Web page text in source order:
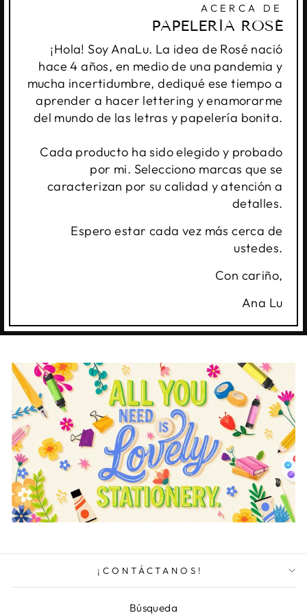
ACERCA DE
PAPELERÍA ROSÉ
¡Hola! Soy AnaLu. La idea de Rosé nació
hace 4 años, en medio de una pandemia y
mucha incertidumbre, dediqué ese tiempo a
aprender a hacer lettering y enamorarme
del mundo de las letras y papelería bonita.
Cada producto ha sido elegido y probado
por mi. Selecciono marcas que se
caracterizan por su calidad y atención a
detalles.
Espero estar cada vez más cerca de
ustedes.
Con cariño,
Ana Lu
¡CONTÁCTANOS!
Búsqueda